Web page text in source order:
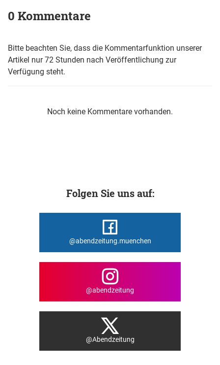
0 Kommentare
Bitte beachten Sie, dass die Kommentarfunktion unserer
Artikel nur 72 Stunden nach Veröffentlichung zur
Verfügung steht.
Noch keine Kommentare vorhanden.
Folgen Sie uns auf:
@abendzeitung.muenchen
@abendzeitung
@Abendzeitung